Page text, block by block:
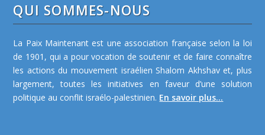
QUI SOMMES-NOUS
La Paix Maintenant est une association française selon la loi
de 1901, qui a pour vocation de soutenir et de faire connaître
les actions du mouvement israélien Shalom Akhshav et, plus
largement, toutes les initiatives en faveur d’une solution
politique au conflit israélo-palestinien. En savoir plus...